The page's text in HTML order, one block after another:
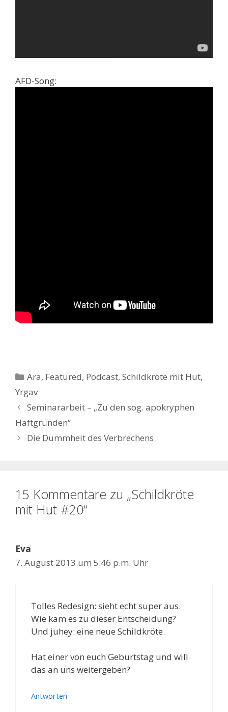
AFD-Song:
Kategorien
Ara, Featured, Podcast,Schildkröte mit Hut,
Yrgav
Seminararbeit – „Zu den sog. apokryphen
Haftgründen“
Die Dummheit des Verbrechens
15 Kommentare zu „Schildkröte
mit Hut #20“
Eva
7. August 2013 um 5:46 p.m. Uhr
Tolles Redesign: sieht echt super aus.
Wie kam es zu dieser Entscheidung?
Und juhey: eine neue Schildkröte.
Hat einer von euch Geburtstag und will
das an uns weitergeben?
Antworten